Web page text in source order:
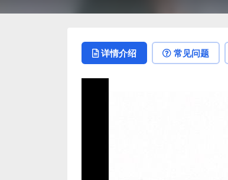
详情介绍 常见问题